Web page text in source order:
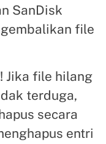
SanDisk
file
Jika file hilang
terduga,
secara
entri